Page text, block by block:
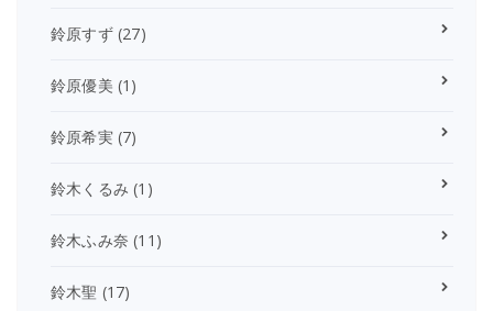
鈴原すず(27)
鈴原優美 (1)
鈴原希実(7)
鈴木くるみ (1)
鈴木ふみ奈 (11)
鈴木聖 (17)